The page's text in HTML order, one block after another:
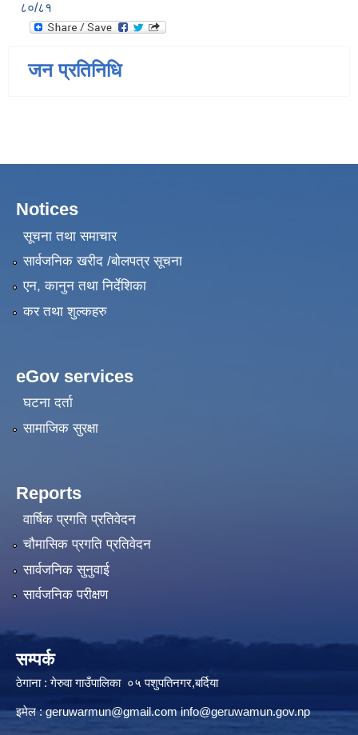
८०/८१
जन प्रतिनिधि
Notices
सूचना तथा समाचार
सार्वजनिक खरीद /बोलपत्र सूचना
एन, कानुन तथा निर्देशिका
कर तथा शुल्कहरु
eGov services
घटना दर्ता
सामाजिक सुरक्षा
Reports
वार्षिक प्रगति प्रतिवेदन
चौमासिक प्रगति प्रतिवेदन
सार्वजनिक सुनुवाई
सार्वजनिक परीक्षण
सम्पर्क
ठेगाना : गेरुवा गाउँपालिका ०५ पशुपतिनगर,बर्दिया
इमेल :geruwarmun@gmail.com info@geruwamun.gov.np